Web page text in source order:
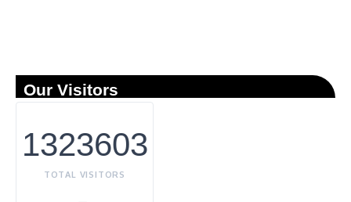
Our Visitors
1323603
TOTAL VISITORS